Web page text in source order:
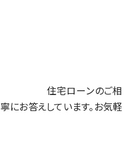
住宅ローンのご相
にお答えしています。お気軽